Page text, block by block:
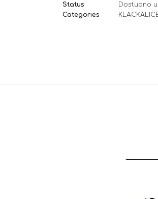
Status
Dostupno
Categories